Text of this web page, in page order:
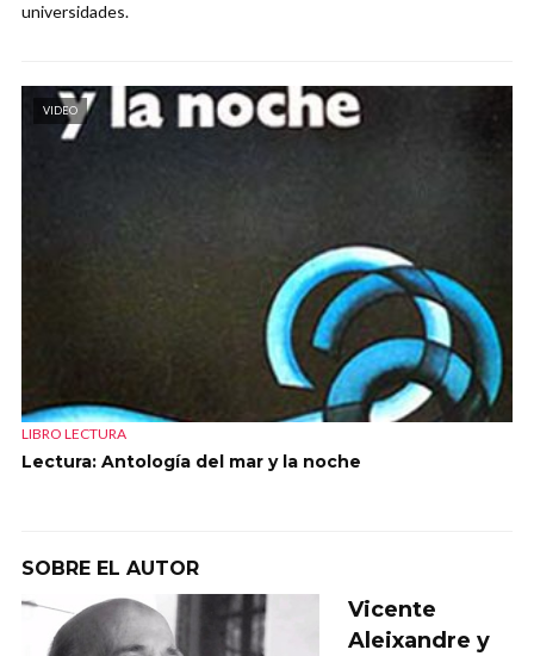
universidades.
VIDEO
LIBRO LECTURA
Lectura: Antología del mar y la noche
SOBRE EL AUTOR
Vicente
Aleixandre y